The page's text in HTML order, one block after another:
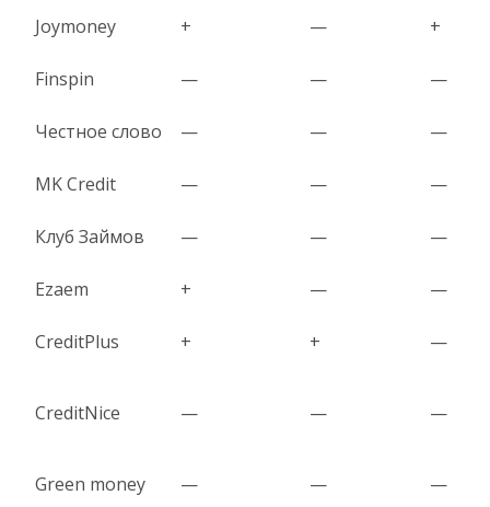
Joymoney + — +
Finspin — — —
Честное слово — — —
MK Credit — — —
Клуб Займов — — —
Ezaem + — —
CreditPlus + + —
CreditNice — — —
Green money — — —